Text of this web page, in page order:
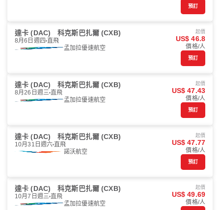
預訂
達卡 (DAC) 科克斯巴扎爾 (CXB)
8月6日週四 直飛
孟加拉優速航空
起價
US$ 46.8
價格/人
預訂
達卡 (DAC) 科克斯巴扎爾 (CXB)
8月26日週三 直飛
孟加拉優速航空
起價
US$ 47.43
價格/人
預訂
達卡 (DAC) 科克斯巴扎爾 (CXB)
10月31日週六 直飛
諾沃航空
起價
US$ 47.77
價格/人
預訂
達卡 (DAC) 科克斯巴扎爾 (CXB)
10月7日週三 直飛
孟加拉優速航空
起價
US$ 49.69
價格/人